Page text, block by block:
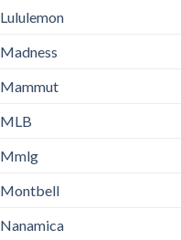
Lululemon
Madness
Mammut
MLB
Mmlg
Montbell
Nanamica